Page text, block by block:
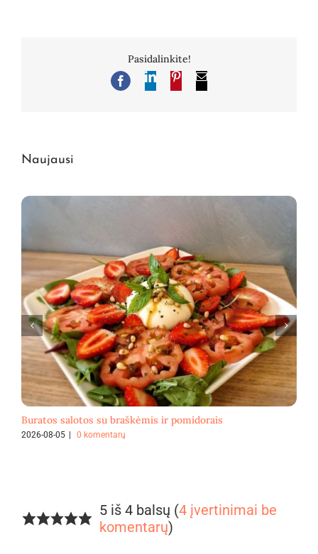
Pasidalinkite!
FacebookLinkedInPinterest
El.
Naujausi
Buratos salotos su braškėmis ir pomidorais
2026-08-05 0 komentarų
5 iš 4 balsų (4 įvertinimai be
komentarų)